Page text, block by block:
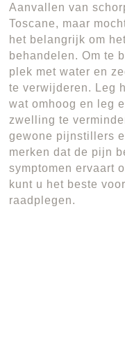
Aanvallen van
Toscane, maar
het belangrijk om
behandelen. Om te
plek met water en
te verwijderen. Leg
wat omhoog en leg
zwelling te
gewone pijnstillers
merken dat de pijn
symptomen ervaart
kunt u het beste
raadplegen.